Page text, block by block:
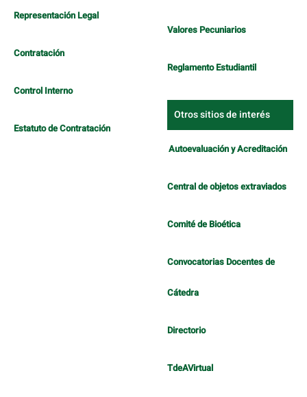
Representación Legal
Contratación
Control Interno
Estatuto de Contratación
Valores Pecuniarios
Reglamento Estudiantil
Otros sitios de interés
Autoevaluación y Acreditación
Central de objetos extraviados
Comité de Bioética
Convocatorias Docentes de
Cátedra
Directorio
TdeAVirtual